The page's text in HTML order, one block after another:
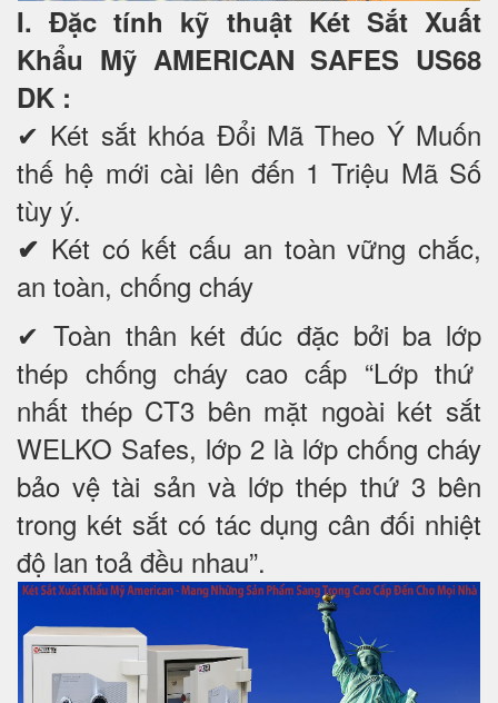
I. Đặc tính kỹ thuật Két Sắt Xuất
Khẩu Mỹ AMERICAN SAFES US68
DK :
✔ Két sắt khóa Đổi Mã Theo Ý Muốn
thế hệ mới cài lên đến 1 Triệu Mã Số
tùy ý.
✔ Két có kết cấu an toàn vững chắc,
an toàn, chống cháy
✔ Toàn thân két đúc đặc bởi ba lớp
thép chống cháy cao cấp “Lớp thứ
nhất thép CT3 bên mặt ngoài két sắt
WELKO Safes, lớp 2 là lớp chống cháy
bảo vệ tài sản và lớp thép thứ 3 bên
trong két sắt có tác dụng cân đối nhiệt
độ lan toả đều nhau”.